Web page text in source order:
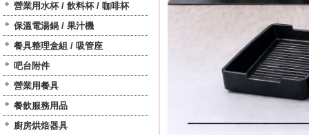
營業用水杯 / 飲料杯 / 咖啡杯
保溫電湯鍋 / 果汁機
餐具整理盒組 / 吸管座
吧台附件
營業用餐具
餐飲服務用品
廚房烘焙器具